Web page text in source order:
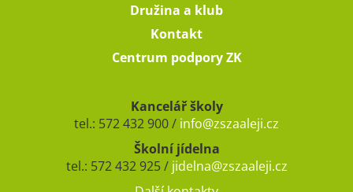
Družina a klub
Kontakt
Centrum podpory ZK
Kancelář školy
tel.: 572 432 900 / info@zszaaleji.cz
Školní jídelna
tel.: 572 432 925 / jidelna@zszaaleji.cz